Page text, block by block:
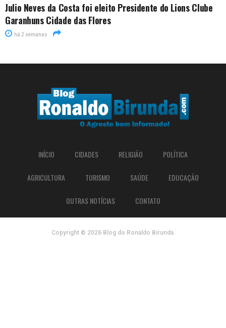
Julio Neves da Costa foi eleito Presidente do Lions Clube
Garanhuns Cidade das Flores
há 2 semanas
INÍCIO CIDADES RELIGIÃO POLÍTICA
AGRICULTURA TURISMO SAÚDE EDUCAÇÃO
OUTRAS NOTÍCIAS CONTATO
Copyright © 2026 Blog do Ronaldo Birunda.